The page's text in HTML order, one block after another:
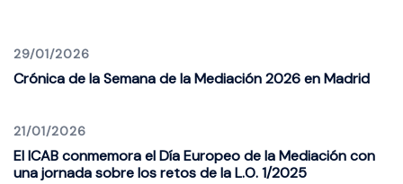
29/01/2026
Crónica de la Semana de la Mediación 2026 en Madrid
21/01/2026
El ICAB conmemora el Día Europeo de la Mediación con
una jornada sobre los retos de la L.O. 1/2025